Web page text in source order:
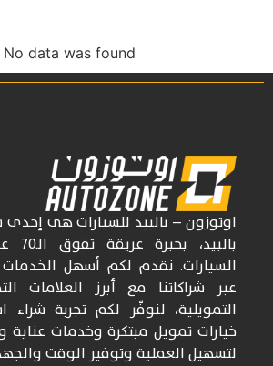
No data was found
اوتوزون– بالبيد للسياراتهي إحدى
بالبيد، بخبرة عريقة تفوق الـ70
السيارات. نقدم لكم أسهل
عبر شراكاتنا مع أبرز العلامات
التمويلية، لنوفّر لكم تجربة شراء
خيارات تمويل مبتكرة وخدمات عناية
لتسهيل العملية وتوفير الوقت